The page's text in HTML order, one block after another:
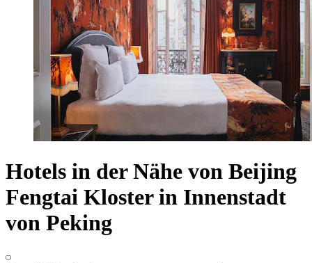
Hotels in der Nähe von Beijing
Fengtai Kloster in Innenstadt
von Peking